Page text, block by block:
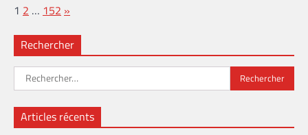
Page:
1 2 … 152 Next
»
Rechercher
Rechercher :
Articles récents